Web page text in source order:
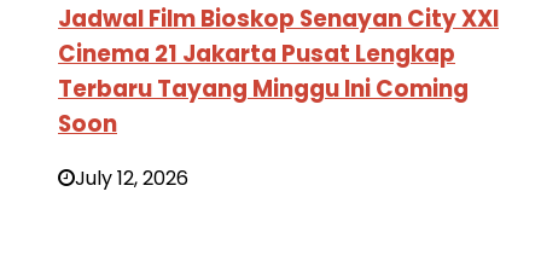
Jadwal Film Bioskop Senayan City XXI
Cinema 21 Jakarta Pusat Lengkap
Terbaru Tayang Minggu Ini Coming
Soon
July 12, 2026